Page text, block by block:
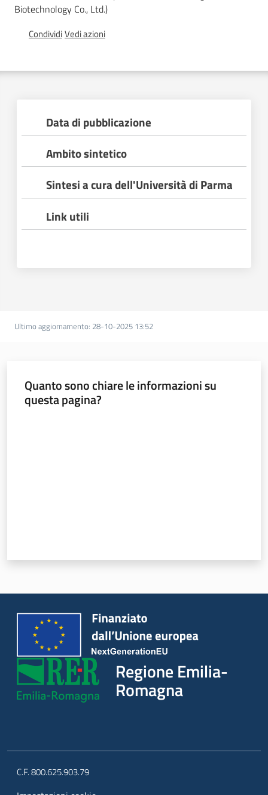
Romagna
Regione
Biotechnology Co., Ltd.)
CondividiVedi azioni
Data di pubblicazione
Ambito sintetico
Sintesi a cura dell'Università di Parma
Link utili
Ultimo aggiornamento: 28-10-2025 13:52
Quanto sono chiare le informazioni su
questa pagina?
Regione Emilia-
Romagna
C.F. 800.625.903.79